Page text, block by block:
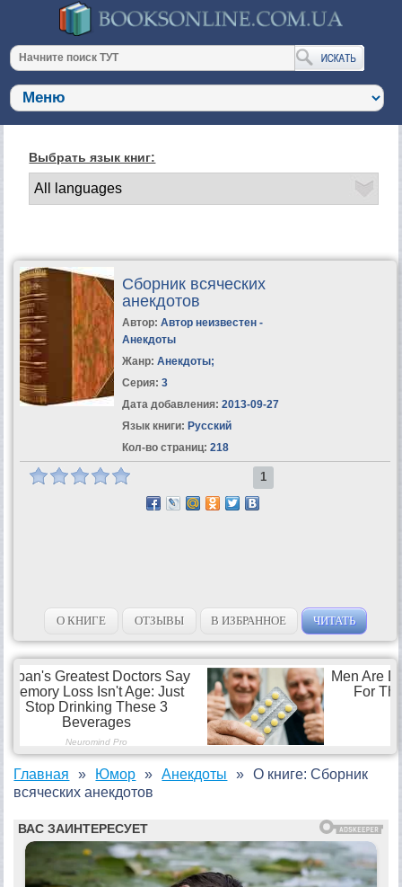
Выбрать язык книг:
Сборник всяческих
анекдотов
Автор: Автор неизвестен -
Анекдоты
Жанр: Анекдоты;
Серия: 3
Дата добавления: 2013-09-27
Язык книги: Русский
Кол-во страниц: 218
1
О КНИГЕ ОТЗЫВЫ В ИЗБРАННОЕ ЧИТАТЬ
Главная Юмор Анекдоты
О книге: Сборник
всяческих анекдотов